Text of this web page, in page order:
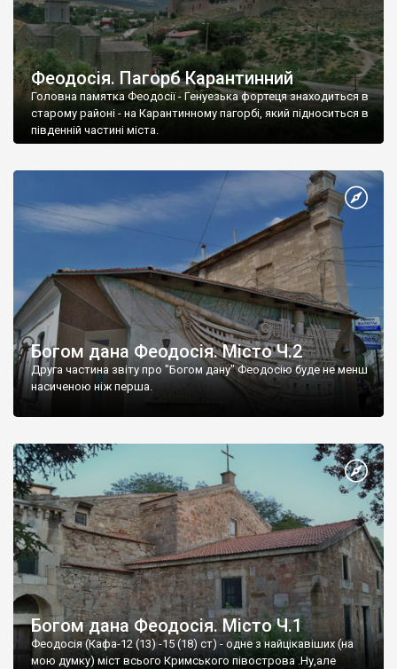
Феодосія. Пагорб Карантинний
Головна памятка Феодосії - Генуезька фортеця знаходиться в
старому районі - на Карантинному пагорбі, який підноситься в
південній частині міста.
Богом дана Феодосія. Місто Ч.2
Друга частина звіту про "Богом дану" Феодосію буде не менш
насиченою ніж перша.
Богом дана Феодосія. Місто Ч.1
Феодосія (Кафа-12 (13) -15 (18) ст) - одне з найцікавіших (на
мою думку) міст всього Кримського півострова .Ну,але